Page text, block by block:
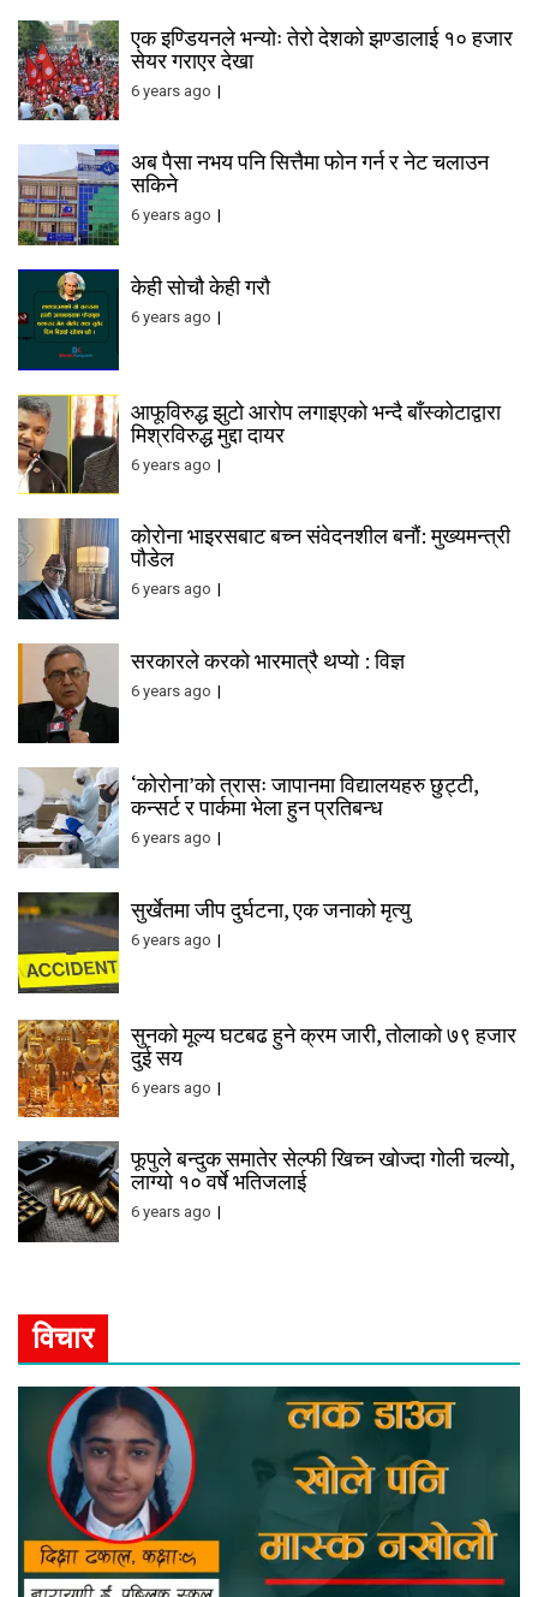
एक इण्डियनले भन्योः तेरो देशको झण्डालाई १० हजार
सेयर गराएर देखा
6 years ago
अब पैसा नभय पनि सित्तैमा फोन गर्न र नेट चलाउन
सकिने
6 years ago
केही सोचौ केही गरौ
6 years ago
आफूविरुद्ध झुटो आरोप लगाइएको भन्दै बाँस्कोटाद्वारा
मिश्रविरुद्ध मुद्दा दायर
6 years ago
कोरोना भाइरसबाट बच्न संवेदनशील बनौं: मुख्यमन्त्री
पौडेल
6 years ago
सरकारले करको भारमात्रै थप्यो : विज्ञ
6 years ago
‘कोरोना’को त्रासः जापानमा विद्यालयहरु छुट्टी,
कन्सर्ट र पार्कमा भेला हुन प्रतिबन्ध
6 years ago
सुर्खेतमा जीप दुर्घटना, एक जनाको मृत्यु
6 years ago
सुनको मूल्य घटबढ हुने क्रम जारी, तोलाको ७९ हजार
दुई सय
6 years ago
फूपुले बन्दुक समातेर सेल्फी खिच्न खोज्दा गोली चल्यो,
लाग्यो १० वर्षे भतिजलाई
6 years ago
विचार